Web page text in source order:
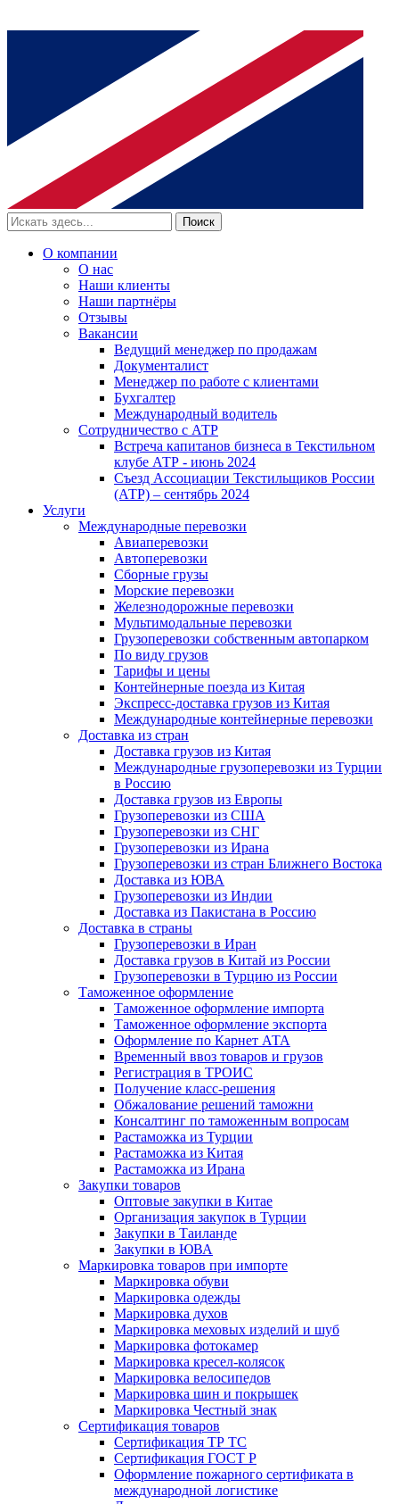
Поиск
О компании
О нас
Наши клиенты
Наши партнёры
Отзывы
Вакансии
Ведущий менеджер по продажам
Документалист
Менеджер по работе с клиентами
Бухгалтер
Международный водитель
Сотрудничество с АТР
Встреча капитанов бизнеса в Текстильном
клубе АТР - июнь 2024
Съезд Ассоциации Текстильщиков России
(АТР) – сентябрь 2024
Услуги
Международные перевозки
Авиаперевозки
Автоперевозки
Сборные грузы
Морские перевозки
Железнодорожные перевозки
Мультимодальные перевозки
Грузоперевозки собственным автопарком
По виду грузов
Тарифы и цены
Контейнерные поезда из Китая
Экспресс-доставка грузов из Китая
Международные контейнерные перевозки
Доставка из стран
Доставка грузов из Китая
Международные грузоперевозки из Турции
в Россию
Доставка грузов из Европы
Грузоперевозки из США
Грузоперевозки из СНГ
Грузоперевозки из Ирана
Грузоперевозки из стран Ближнего Востока
Доставка из ЮВА
Грузоперевозки из Индии
Доставка из Пакистана в Россию
Доставка в страны
Грузоперевозки в Иран
Доставка грузов в Китай из России
Грузоперевозки в Турцию из России
Таможенное оформление
Таможенное оформление импорта
Таможенное оформление экспорта
Оформление по Карнет АТА
Временный ввоз товаров и грузов
Регистрация в ТРОИС
Получение класс-решения
Обжалование решений таможни
Консалтинг по таможенным вопросам
Растаможка из Турции
Растаможка из Китая
Растаможка из Ирана
Закупки товаров
Оптовые закупки в Китае
Организация закупок в Турции
Закупки в Таиланде
Закупки в ЮВА
Маркировка товаров при импорте
Маркировка обуви
Маркировка одежды
Маркировка духов
Маркировка меховых изделий и шуб
Маркировка фотокамер
Маркировка кресел-колясок
Маркировка велосипедов
Маркировка шин и покрышек
Маркировка Честный знак
Сертификация товаров
Сертификация ТР ТС
Сертификация ГОСТ Р
Оформление пожарного сертификата в
международной логистике